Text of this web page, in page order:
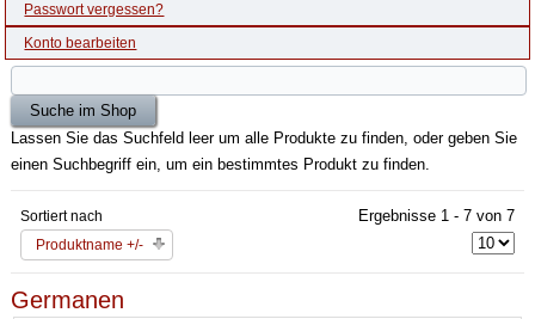
Passwort vergessen?
Konto bearbeiten
Lassen Sie das Suchfeld leer um alle Produkte zu finden, oder geben Sie
einen Suchbegriff ein, um ein bestimmtes Produkt zu finden.
Sortiert nach
Produktname +/-
Ergebnisse 1 - 7 von 7
Germanen